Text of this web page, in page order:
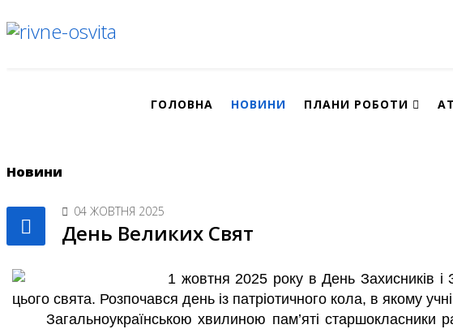
ГОЛОВНА НОВИНИ ПЛАНИ РОБОТИ
Новини
04 ЖОВТНЯ 2025
День Великих Свят
1 жовтня2025 року вДень Захисників і
цього свята. Розпочався день із патріотичного кола, в якому
Загальноукраїнською хвилиною пам’яті